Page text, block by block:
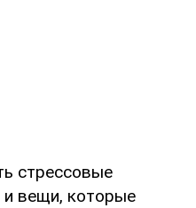
стрессовые
вещи, которые